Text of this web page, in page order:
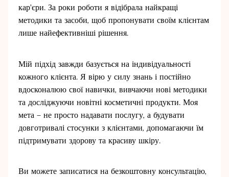
кар'єри. За роки роботи я відібрала найкращі
методики та засоби, щоб пропонувати своїм клієнтам
лише найефективніші рішення.
Мій підхід завжди базується на індивідуальності
кожного клієнта. Я вірю у силу знань і постійно
вдосконалюю свої навички, вивчаючи нові методики
та досліджуючи новітні косметичні продукти. Моя
мета – не просто надавати послугу, а будувати
довготривалі стосунки з клієнтами, допомагаючи їм
підтримувати здорову та красиву шкіру.
Ви можете записатися на безкоштовну консультацію,